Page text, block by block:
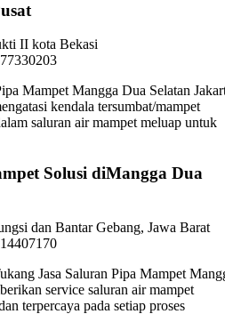
II kota Bekasi
Mampet Mangga Dua Selatan
kendala tersumbat/mampet
saluran air mampet meluap untuk
Solusi diMangga Dua
dan Bantar Gebang, Jawa Barat
Jasa Saluran Pipa Mampet
service saluran air mampet
terpercaya pada setiap proses